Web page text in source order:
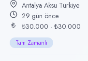
Çalışma şekli
Tam Zamanlı
Yayın tarihi
10 Temmuz 2026
Antalya Aksu Türkiye
29 gün önce
₺30.000 - ₺30.000
Tam Zamanlı